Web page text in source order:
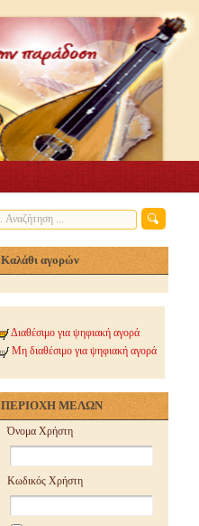
Καλάθι αγορών
Διαθέσιμο για ψηφιακή αγορά
Μη διαθέσιμο για ψηφιακή αγορά
ΠΕΡΙΟΧΗ ΜΕΛΩΝ
Όνομα Χρήστη
Κωδικός Χρήστη